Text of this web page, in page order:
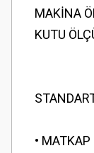
MAKİNA
KUTU
•